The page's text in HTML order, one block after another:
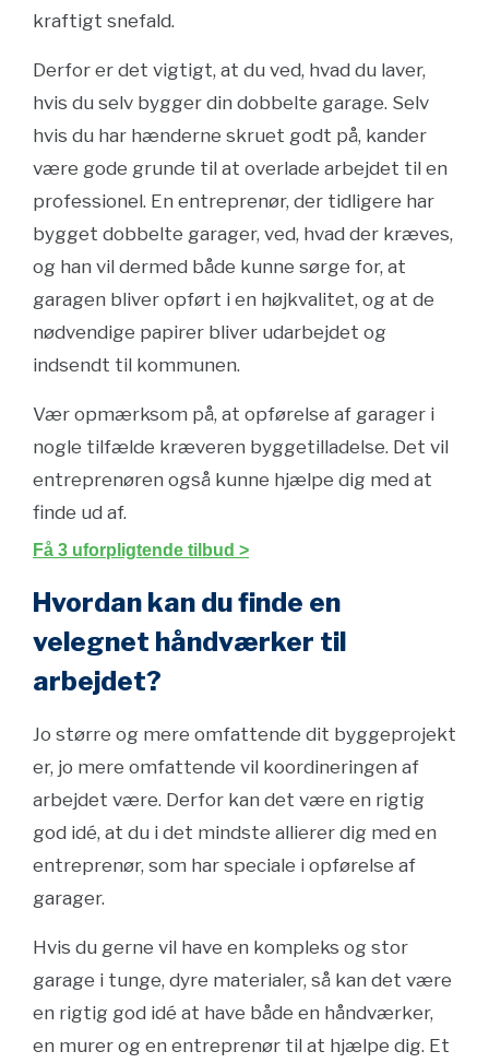
kraftigt snefald.
Derfor er det vigtigt, at du ved, hvad du laver,
hvis du selv bygger din dobbelte garage. Selv
hvis du har hænderne skruet godt på, kander
være gode grunde til at overlade arbejdet til en
professionel. En entreprenør, der tidligere har
bygget dobbelte garager, ved, hvad der kræves,
og han vil dermed både kunne sørge for, at
garagen bliver opført i en højkvalitet, og at de
nødvendige papirer bliver udarbejdet og
indsendt til kommunen.
Vær opmærksom på, at opførelse af garager i
nogle tilfælde kræveren byggetilladelse. Det vil
entreprenøren også kunne hjælpe dig med at
finde ud af.
Få 3 uforpligtende tilbud >
Hvordan kan du finde en
velegnet håndværker til
arbejdet?
Jo større og mere omfattende dit byggeprojekt
er, jo mere omfattende vil koordineringen af
arbejdet være. Derfor kan det være en rigtig
god idé, at du i det mindste allierer dig med en
entreprenør, som har speciale i opførelse af
garager.
Hvis du gerne vil have en kompleks og stor
garage i tunge, dyre materialer, så kan det være
en rigtig god idé at have både en håndværker,
en murer og en entreprenør til at hjælpe dig. Et